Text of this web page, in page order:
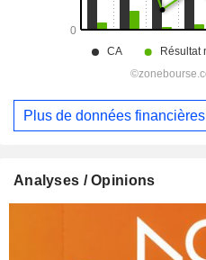
Plus de données financières
Analyses / Opinions